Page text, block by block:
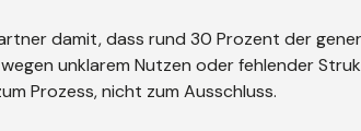
damit, dass rund 30 Prozent der
unklarem Nutzen oder fehlender
Prozess, nicht zum Ausschluss.